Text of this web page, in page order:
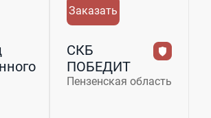
Заказать
СКБ
ПОБЕДИТ
Пензенская область